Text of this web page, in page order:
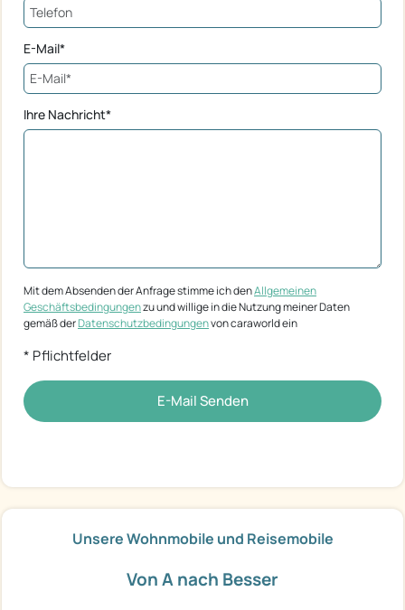
E-Mail*
Ihre Nachricht*
Mit dem Absenden der Anfrage stimme ich denAllgemeinen
Geschäftsbedingungenzu und willige in die Nutzung meiner Daten
gemäß derDatenschutzbedingungenvon caraworld ein
* Pflichtfelder
E-Mail Senden
Unsere Wohnmobile und Reisemobile
Von A nach Besser